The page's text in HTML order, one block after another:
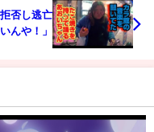
否し逃亡
んや！」